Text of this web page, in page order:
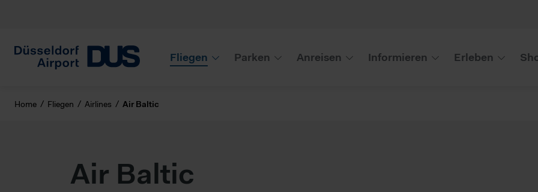
Fliegen Parken Anreisen Informieren Erleben
Home Fliegen Airlines Air Baltic
Air Baltic